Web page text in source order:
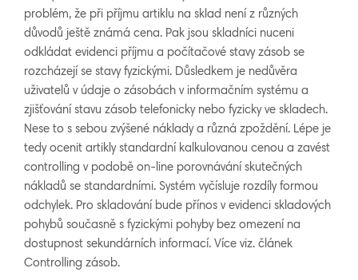
problém, že při příjmu artiklu na sklad není z různých
důvodů ještě známá cena. Pak jsou skladníci nuceni
odkládat evidenci příjmu a počítačové stavy zásob se
rozcházejí se stavy fyzickými. Důsledkem je nedůvěra
uživatelů v údaje o zásobách v informačním systému a
zjišťování stavu zásob telefonicky nebo fyzicky ve skladech.
Nese to s sebou zvýšené náklady a různá zpoždění. Lépe je
tedy ocenit artikly standardní kalkulovanou cenou a zavést
controlling v podobě on-line porovnávání skutečných
nákladů se standardními. Systém vyčísluje rozdíly formou
odchylek. Pro skladování bude přínos v evidenci skladových
pohybů současně s fyzickými pohyby bez omezení na
dostupnost sekundárních informací. Více viz. článek
Controlling zásob.